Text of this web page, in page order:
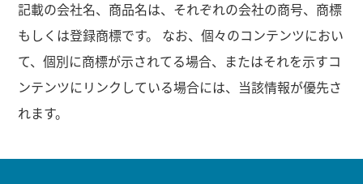
記載の会社名、商品名は、それぞれの会社の商号、商標
もしくは登録商標です。 なお、個々のコンテンツにおい
て、個別に商標が示されてる場合、またはそれを示すコ
ンテンツにリンクしている場合には、当該情報が優先さ
れます。